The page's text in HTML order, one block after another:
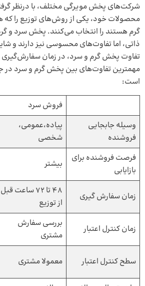
شرکت‌های پخش مویرگی مختلف، با درنظر
محصولات خود، یکی از روش‌های توزیع را
گرم هستند را انتخاب می‌کنند. پخش سرد و
ذاتی، اما تفاوت‌های محسوسی نیز دارند و
تفاوت پخش گرم و سرد، در زمان سفارش‌گیری
مهمترین تفاوت‌‌های بین پخش گرم و سرد در
است:
فروش سرد
وسیله جابجایی
فروشنده
پیاده،عمومی،
شخصی
فرصت فروشنده برای
بازایابی
بیشتر
زمان سفارش گیری
48 تا 72 ساعت قبل
از توزیع
زمان کنترل اعتبار
بررسی سفارش
مشتری
سطح کنترل اعتبار معمولا مشتری